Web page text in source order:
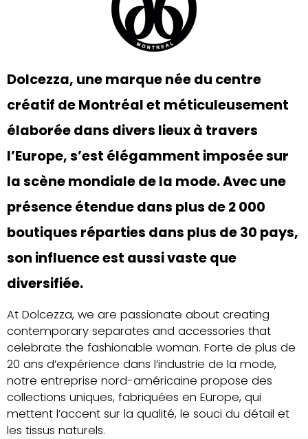
Dolcezza, une marque née du centre
créatif de Montréal et méticuleusement
élaborée dans divers lieux à travers
l’Europe, s’est élégamment imposée sur
la scène mondiale de la mode. Avec une
présence étendue dans plus de 2 000
boutiques réparties dans plus de 30 pays,
son influence est aussi vaste que
diversifiée.
At Dolcezza, we are passionate about creating
contemporary separates and accessories that
celebrate the fashionable woman. Forte de plus de
20 ans d’expérience dans l’industrie de la mode,
notre entreprise nord-américaine propose des
collections uniques, fabriquées en Europe, qui
mettent l’accent sur la qualité, le souci du détail et
les tissus naturels.